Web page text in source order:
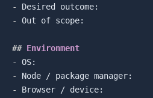
-
-
Out of scope:
## Environment
-
-
-